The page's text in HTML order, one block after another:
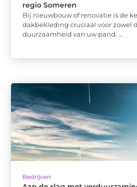
regio Someren
Bij nieuwbouw of renovatie is de
dakbekleding cruciaal voor zowel
duurzaamheid van uw pand. ...
Bedrijven